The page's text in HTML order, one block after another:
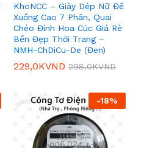
KhoNCC – Giày Dép Nữ Đế
Xuồng Cao 7 Phân, Quai
Chéo Đính Hoa Cúc Giá Rẻ
Bền Đẹp Thời Trang –
NMH-ChDiCu-De (Đen)
229,0KVND 298,0KVND
-18%